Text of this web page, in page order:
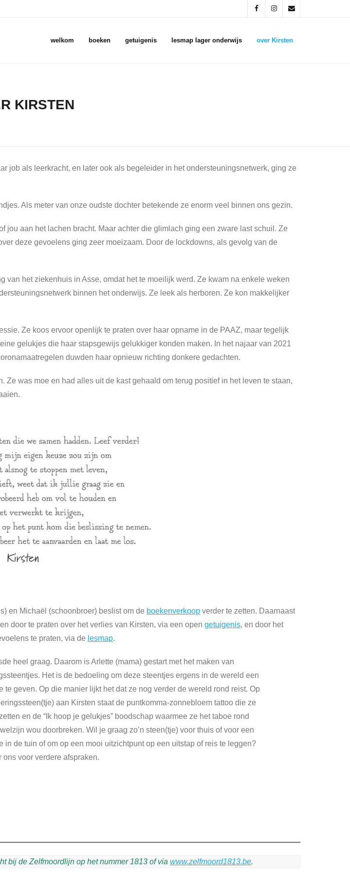
welkom boeken getuigenis lesmap lager onderwijs over Kirsten
KIRSTEN
job als leerkracht, en later ook als begeleider in het ondersteuningsnetwerk, ging ze
Als meter van onze oudste dochter betekende ze enorm veel binnen ons gezin.
aan het lachen bracht. Maar achter die glimlach ging een zware last schuil. Ze
deze gevoelens ging zeer moeizaam. Door de lockdowns, als gevolg van de
het ziekenhuis in Asse, omdat het te moeilijk werd. Ze kwam na enkele weken
binnen het onderwijs. Ze leek als herboren. Ze kon makkelijker
Ze koos ervoor openlijk te praten over haar opname in de PAAZ, maar tegelijk
gelukjes die haar stapsgewijs gelukkiger konden maken. In het najaar van 2021
duwden haar opnieuw richting donkere gedachten.
was moe en had alles uit de kast gehaald om terug positief in het leven te staan,
en Michaël (schoonbroer) beslist om de boekenverkoop verder te zetten. Daarnaast
door te praten over het verlies van Kirsten, via een open getuigenis, en door het
te praten, via de lesmap.
heel graag. Daarom is Arlette (mama) gestart met het maken van
Het is de bedoeling om deze steentjes ergens in de wereld een
te geven. Op die manier lijkt het dat ze nog verder de wereld rond reist. Op
aan Kirsten staat de puntkomma-zonnebloem tattoo die ze
en de “Ik hoop je gelukjes” boodschap waarmee ze het taboe rond
wou doorbreken. Wil je graag zo’n steen(tje) voor thuis of voor een
in de tuin of om op een mooi uitzichtpunt op een uitstap of reis te leggen?
ons voor verdere afspraken.
bij de Zelfmoordlijn op het nummer 1813 of via www.zelfmoord1813.be.